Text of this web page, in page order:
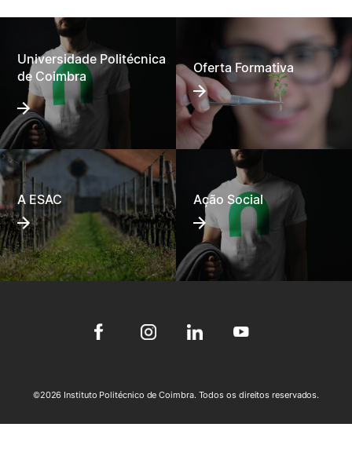
Universidade Politécnica
de Coimbra
Oferta Formativa
A ESAC Ação Social
©2026 Instituto Politécnico de Coimbra. Todos os direitos reservados.